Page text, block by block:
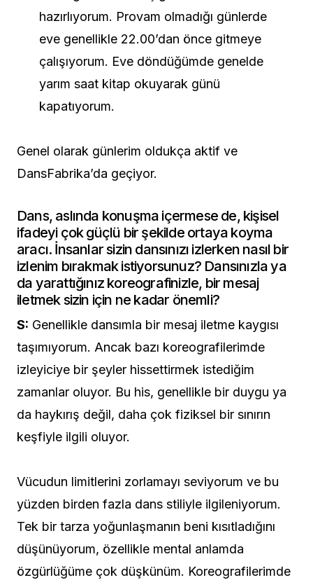
hazırlıyorum. Provam olmadığı günlerde
eve genellikle 22.00’dan önce gitmeye
çalışıyorum. Eve döndüğümde genelde
yarım saat kitap okuyarak günü
kapatıyorum.
Genel olarak günlerim oldukça aktif ve
DansFabrika’da geçiyor.
Dans, aslında konuşma içermese de, kişisel
ifadeyi çok güçlü bir şekilde ortaya koyma
aracı. İnsanlar sizin dansınızı izlerken nasıl bir
izlenim bırakmak istiyorsunuz? Dansınızla ya
da yarattığınız koreografinizle, bir mesaj
iletmek sizin için ne kadar önemli?
S: Genellikle dansımla bir mesaj iletme kaygısı
taşımıyorum. Ancak bazı koreografilerimde
izleyiciye bir şeyler hissettirmek istediğim
zamanlar oluyor. Bu his, genellikle bir duygu ya
da haykırış değil, daha çok fiziksel bir sınırın
keşfiyle ilgili oluyor.
Vücudun limitlerini zorlamayı seviyorum ve bu
yüzden birden fazla dans stiliyle ilgileniyorum.
Tek bir tarza yoğunlaşmanın beni kısıtladığını
düşünüyorum, özellikle mental anlamda
özgürlüğüme çok düşkünüm. Koreografilerimde